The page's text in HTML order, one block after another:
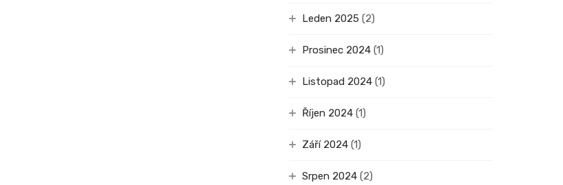
Leden 2025 (2)
Prosinec 2024 (1)
Listopad 2024 (1)
Říjen 2024 (1)
Září 2024 (1)
Srpen 2024 (2)